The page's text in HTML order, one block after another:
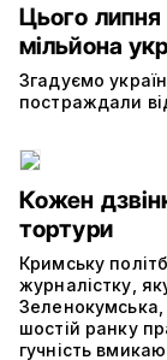
Цього
мільйона
Згадуємо
постраждали
Кожен
тортури
Кримську
журналістку,
шостій ранку
гучність